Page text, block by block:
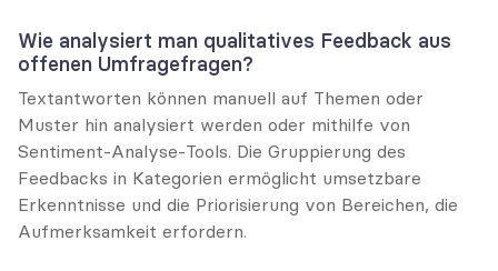
Wie analysiert man qualitatives Feedback aus
offenen Umfragefragen?
Textantworten können manuell auf Themen oder
Muster hin analysiert werden oder mithilfe von
Sentiment-Analyse-Tools. Die Gruppierung des
Feedbacks in Kategorien ermöglicht umsetzbare
Erkenntnisse und die Priorisierung von Bereichen, die
Aufmerksamkeit erfordern.